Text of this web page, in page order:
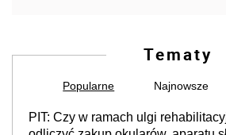
Tematy
Popularne Najnowsze
PIT: Czy w ramach ulgi